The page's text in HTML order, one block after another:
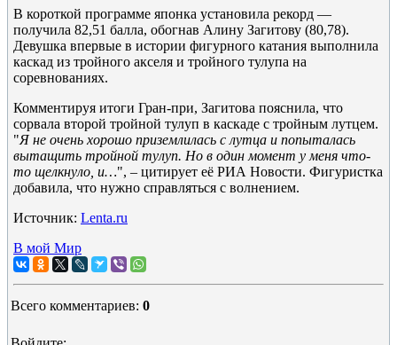
В короткой программе японка установила рекорд —
получила 82,51 балла, обогнав Алину Загитову (80,78).
Девушка впервые в истории фигурного катания выполнила
каскад из тройного акселя и тройного тулупа на
соревнованиях.
Комментируя итоги Гран-при, Загитова пояснила, что
сорвала второй тройной тулуп в каскаде с тройным лутцем.
"Я не очень хорошо приземлилась с лутца и попыталась
вытащить тройной тулуп. Но в один момент у меня что-
то щелкнуло, и…", – цитирует её РИА Новости. Фигуристка
добавила, что нужно справляться с волнением.
Источник: Lenta.ru
В мой Мир
Всего комментариев: 0